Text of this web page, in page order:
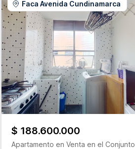
Faca Avenida Cundinamarca
$ 188.600.000
Apartamento en Venta en el Conjunto